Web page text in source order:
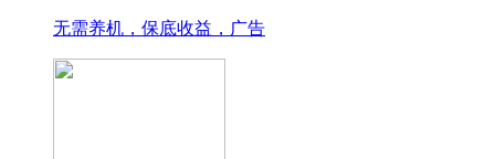
无需养机，保底收益，广告